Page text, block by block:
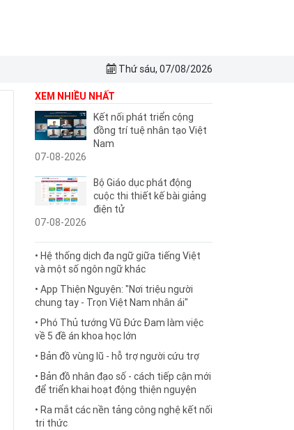
Thứ sáu, 07/08/2026
XEM NHIỀU NHẤT
Kết nối phát triển cộng
đồng trí tuệ nhân tạo Việt
Nam
07-08-2026
Bộ Giáo dục phát động
cuộc thi thiết kế bài giảng
điện tử
07-08-2026
• Hệ thống dịch đa ngữ giữa tiếng Việt
và một số ngôn ngữ khác
• App Thiện Nguyện: "Nơi triệu người
chung tay - Trọn Việt Nam nhân ái"
• Phó Thủ tướng Vũ Đức Đam làm việc
về 5 đề án khoa học lớn
• Bản đồ vùng lũ - hỗ trợ người cứu trợ
• Bản đồ nhân đạo số - cách tiếp cận mới
để triển khai hoạt động thiện nguyện
• Ra mắt các nền tảng công nghệ kết nối
tri thức